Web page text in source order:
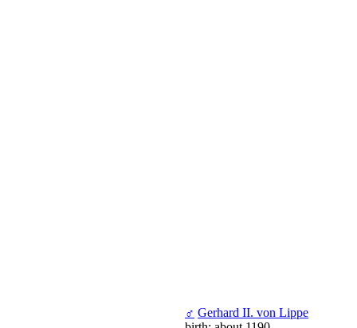
♂ Gerhard II. von Lippe